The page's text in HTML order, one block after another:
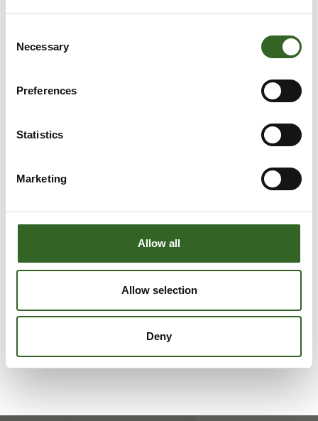
Selection
Necessary
Preferences
Statistics
Marketing
Allow all
Allow selection
Deny
LAJITTELUOHJEET
lajitteluohjeet